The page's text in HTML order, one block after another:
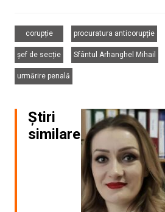
corupție
procuratura anticorupție
șef de secție
Sfântul Arhanghel Mihail
urmărire penală
Știri
similare